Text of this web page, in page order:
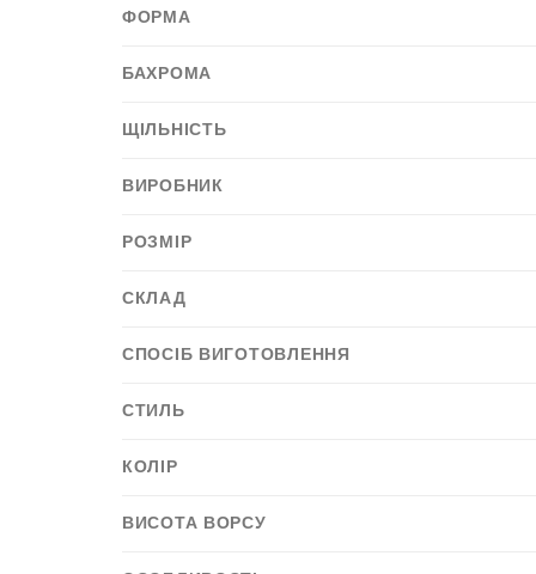
ФОРМА
БАХРОМА
ЩІЛЬНІСТЬ
ВИРОБНИК
РОЗМІР
СКЛАД
СПОСІБ ВИГОТОВЛЕННЯ
СТИЛЬ
КОЛІР
ВИСОТА ВОРСУ